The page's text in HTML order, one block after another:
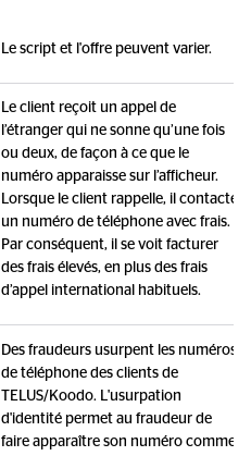
Le script et l'offre peuvent varier.
Le client reçoit un appel de
l’étranger qui ne sonne qu’une fois
ou deux, de façon à ce que le
numéro apparaisse sur l’afficheur.
Lorsque le client rappelle, il contacte
un numéro de téléphone avec frais.
Par conséquent, il se voit facturer
des frais élevés, en plus des frais
d’appel international habituels.
Des fraudeurs usurpent les numéros
de téléphone des clients de
TELUS/Koodo. L'usurpation
d'identité permet au fraudeur de
faire apparaître son numéro comme